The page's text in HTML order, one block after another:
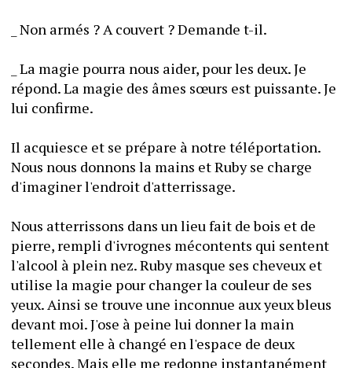
_ Non armés ? A couvert ? Demande t-il.
_ La magie pourra nous aider, pour les deux. Je
répond. La magie des âmes sœurs est puissante. Je
lui confirme.
Il acquiesce et se prépare à notre téléportation.
Nous nous donnons la mains et Ruby se charge
d'imaginer l'endroit d'atterrissage.
Nous atterrissons dans un lieu fait de bois et de
pierre, rempli d'ivrognes mécontents qui sentent
l'alcool à plein nez. Ruby masque ses cheveux et
utilise la magie pour changer la couleur de ses
yeux. Ainsi se trouve une inconnue aux yeux bleus
devant moi. J'ose à peine lui donner la main
tellement elle à changé en l'espace de deux
secondes. Mais elle me redonne instantanément